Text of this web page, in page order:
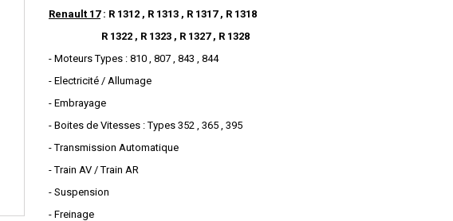
Renault 17 : R 1312 , R 1313 , R 1317 , R 1318
R 1322 , R 1323 , R 1327 , R 1328
- Moteurs Types : 810 , 807 , 843 , 844
- Electricité / Allumage
- Embrayage
- Boites de Vitesses : Types 352 , 365 , 395
- Transmission Automatique
- Train AV / Train AR
- Suspension
- Freinage